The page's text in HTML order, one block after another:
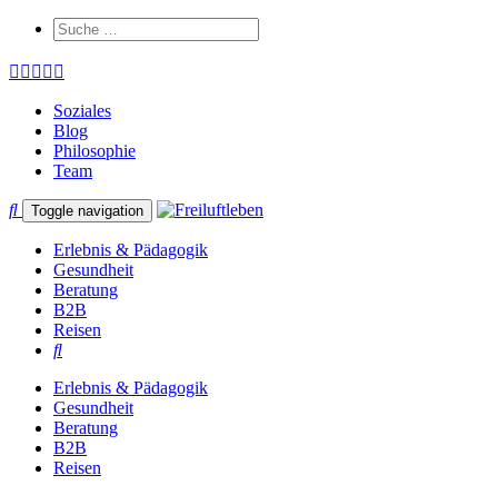
Soziales
Blog
Philosophie
Team
Toggle navigation
Erlebnis & Pädagogik
Gesundheit
Beratung
B2B
Reisen
Erlebnis & Pädagogik
Gesundheit
Beratung
B2B
Reisen